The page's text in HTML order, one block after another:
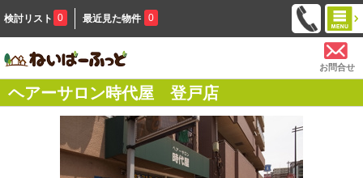
検討リスト 0 最近見た物件 0
お問合せ
ヘアーサロン時代屋 登戸店